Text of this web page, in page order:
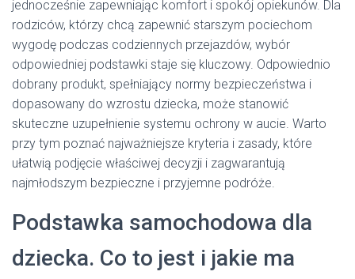
jednocześnie zapewniając komfort i spokój opiekunów. Dla
rodziców, którzy chcą zapewnić starszym pociechom
wygodę podczas codziennych przejazdów, wybór
odpowiedniej podstawki staje się kluczowy. Odpowiednio
dobrany produkt, spełniający normy bezpieczeństwa i
dopasowany do wzrostu dziecka, może stanowić
skuteczne uzupełnienie systemu ochrony w aucie. Warto
przy tym poznać najważniejsze kryteria i zasady, które
ułatwią podjęcie właściwej decyzji i zagwarantują
najmłodszym bezpieczne i przyjemne podróże.
Podstawka samochodowa dla
dziecka. Co to jest i jakie ma